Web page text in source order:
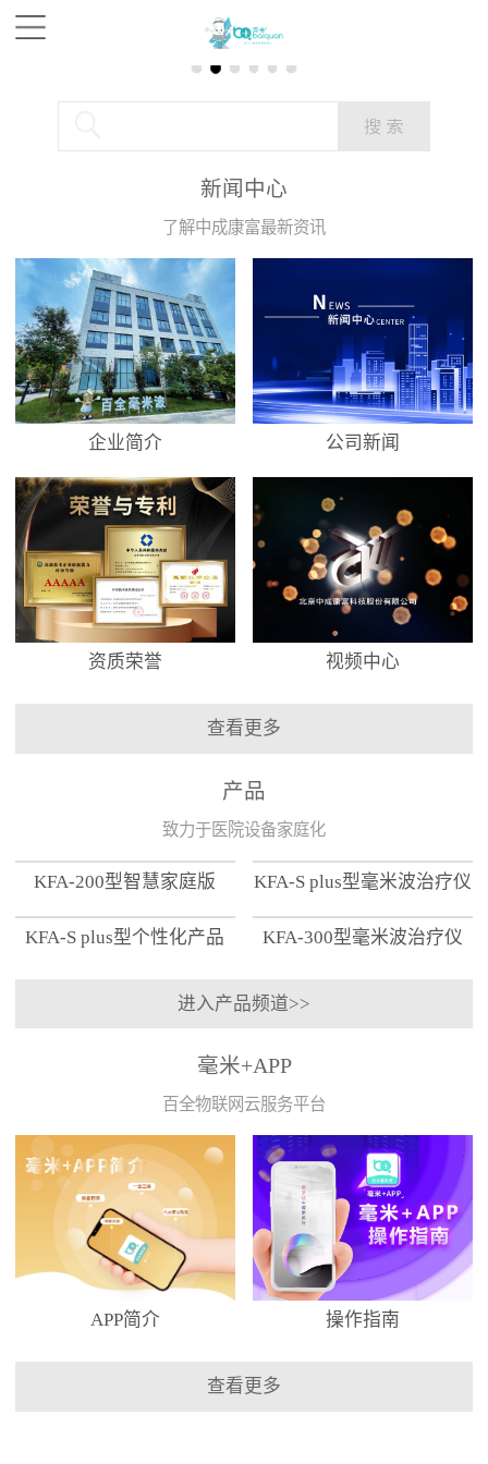
新闻中心
了解中成康富最新资讯
企业简介 公司新闻
资质荣誉 视频中心
查看更多
产品
致力于医院设备家庭化
KFA-200型智慧家庭版 KFA-S plus型毫米波治疗仪
KFA-S plus型个性化产品
KFA-300型毫米波治疗仪
进入产品频道>>
毫米+APP
百全物联网云服务平台
APP简介 操作指南
查看更多